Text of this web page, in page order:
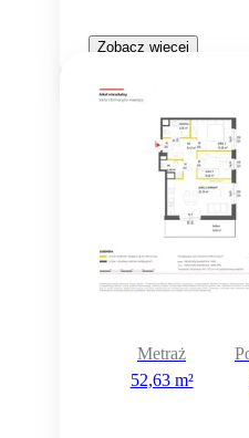
Zobacz więcej
Metraż
52,63 m²